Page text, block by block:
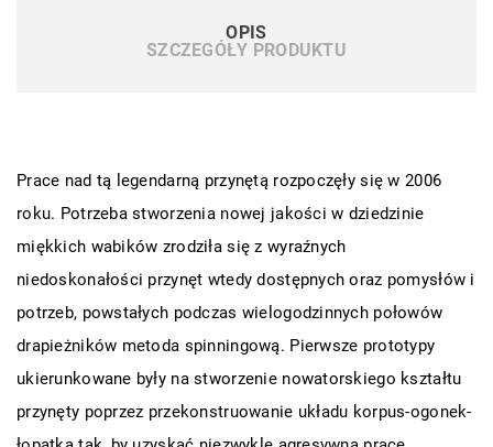
OPIS
SZCZEGÓŁY PRODUKTU
Prace nad tą legendarną przynętą rozpoczęły się w 2006
roku. Potrzeba stworzenia nowej jakości w dziedzinie
miękkich wabików zrodziła się z wyraźnych
niedoskonałości przynęt wtedy dostępnych oraz pomysłów i
potrzeb, powstałych podczas wielogodzinnych połowów
drapieżników metoda spinningową. Pierwsze prototypy
ukierunkowane były na stworzenie nowatorskiego kształtu
przynęty poprzez przekonstruowanie układu korpus-ogonek-